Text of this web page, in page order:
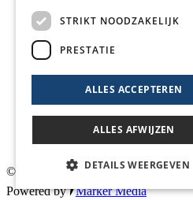
© 2026 Blankers Product & Advies |
Powered by
Marker Media
STRIKT NOODZAKELIJK
PRESTATIE
ALLES ACCEPTEREN
ALLES AFWIJZEN
DETAILS WEERGEVEN